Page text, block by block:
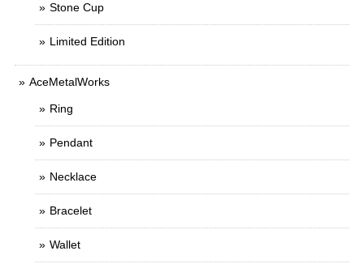
Stone Cup
Limited Edition
AceMetalWorks
Ring
Pendant
Necklace
Bracelet
Wallet